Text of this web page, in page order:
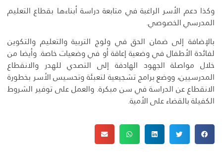
وكذا دعم الأسر الراغبة في متابعة دراسة أبناءها بقطاع التعليم
المدرسي الخصوصي.
بالإضافة إلى ضمان الحق في ولوج التربية والتعليم والتكوين
لفائدة الأطفال في وضعية إعاقة أو في وضعيات خاصة. وأيضا من
خلال مواصلة الجهود الهادفة إلى التصدي للهدر والانقطاع
المدرسيين، ووضع برامج تشجيعية لتعبئة وتحسيس الأسر بخطورة
الانقطاع عن الدراسة في سن مبكرة. والعمل على توفير الشروط
الكفيلة بالقضاء على الأمية.